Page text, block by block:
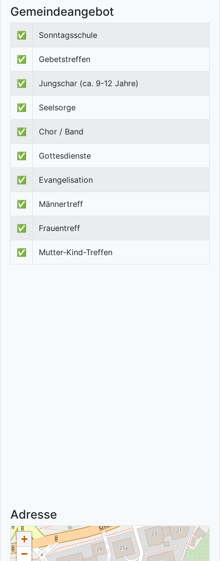
Gemeindeangebot
✅ Sonntagsschule
✅ Gebetstreffen
✅ Jungschar (ca. 9-12 Jahre)
✅ Seelsorge
✅ Chor / Band
✅ Gottesdienste
✅ Evangelisation
✅ Männertreff
✅ Frauentreff
✅ Mutter-Kind-Treffen
Adresse
+
−